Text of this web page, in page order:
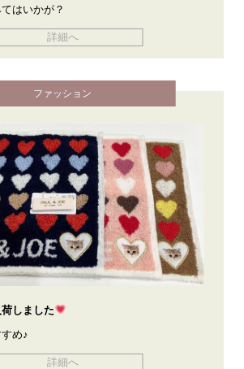
はいかが？
詳細へ
ファッション
しました
め♪
詳細へ